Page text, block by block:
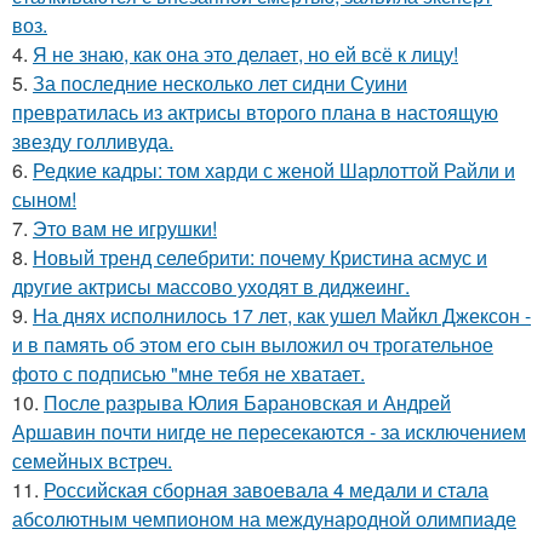
воз.
4. Я не знаю, как она это делает, но ей всё к лицу!
5. За последние несколько лет сидни Суини
превратилась из актрисы второго плана в настоящую
звезду голливуда.
6. Редкие кадры: том харди с женой Шарлоттой Райли и
сыном!
7. Это вам не игрушки!
8. Новый тренд селебрити: почему Кристина асмус и
другие актрисы массово уходят в диджеинг.
9. На днях исполнилось 17 лет, как ушел Майкл Джексон -
и в память об этом его сын выложил оч трогательное
фото с подписью "мне тебя не хватает.
10. После разрыва Юлия Барановская и Андрей
Аршавин почти нигде не пересекаются - за исключением
семейных встреч.
11. Российская сборная завоевала 4 медали и стала
абсолютным чемпионом на международной олимпиаде